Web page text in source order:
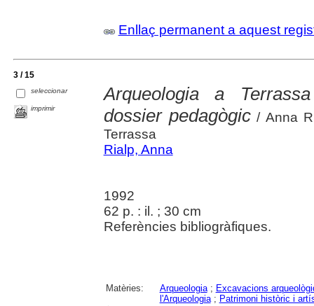
Enllaç permanent a aquest
3 / 15
seleccionar
imprimir
Arqueologia a
dossier pedagògic/ Anna
Terrassa
Rialp, Anna
1992
62 p. : il. ; 30 cm
Referències bibliogràfiques.
Matèries: Arqueologia; Excavacions
l'Arqueologia; Patrimoni històric i